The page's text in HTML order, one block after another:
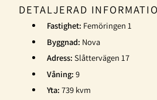
DETALJERAD
Fastighet: Femöringen 1
Byggnad: Nova
Adress: Slåttervägen 17
Våning: 9
Yta: 739 kvm